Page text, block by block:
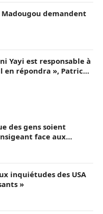
Madougou demandent
Yayi est responsable à
en répondra », Patrice
des gens soient
face aux
inquiétudes des USA
»